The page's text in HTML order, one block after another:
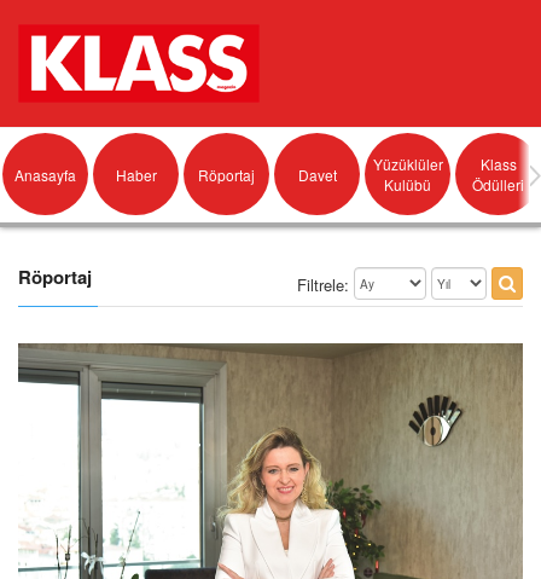
Anasayfa Haber Röportaj Davet
Yüzüklüler
Kulübü
Klass
Ödülleri
Röportaj Filtrele: